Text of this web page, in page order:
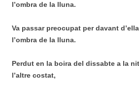
l’ombra de la lluna.
Va passar preocupat per davant
l’ombra de la lluna.
Perdut en la boira del dissabte a la
l’altre costat,